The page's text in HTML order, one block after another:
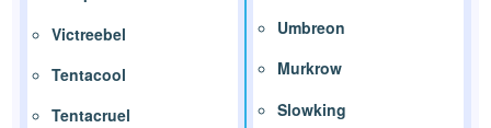
Victreebel
Tentacool
Tentacruel
Umbreon
Murkrow
Slowking